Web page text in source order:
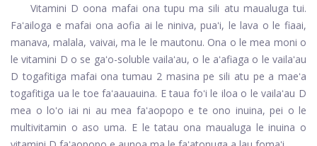
Vitamini D oona mafai ona tupu ma sili atu maualuga tui.
Faʻailoga e mafai ona aofia ai le niniva, puaʻi, le lava o le fiaai,
manava, malala, vaivai, ma le le mautonu. Ona o le mea moni o
le vitamini D o se gaʻo-soluble vailaʻau, o le aʻafiaga o le vailaʻau
D togafitiga mafai ona tumau 2 masina pe sili atu pe a maeʻa
togafitiga ua le toe faʻaauauina. E taua foʻi le iloa o le vailaʻau D
mea o loʻo iai ni au mea faʻaopopo e te ono inuina, pei o le
multivitamin o aso uma. E le tatau ona maualuga le inuina o